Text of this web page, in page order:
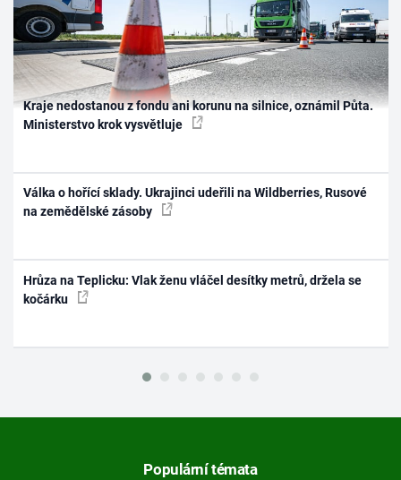
Kraje nedostanou z fondu ani korunu na silnice, oznámil Půta.
Ministerstvo krok vysvětluje
Válka o hořící sklady. Ukrajinci udeřili na Wildberries, Rusové
na zemědělské zásoby
Hrůza na Teplicku: Vlak ženu vláčel desítky metrů, držela se
kočárku
Populární témata